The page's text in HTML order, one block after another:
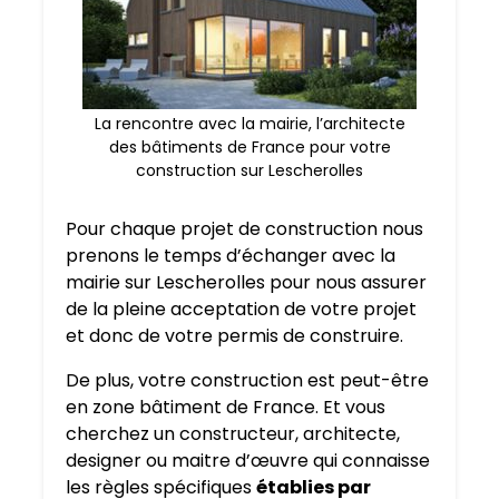
La rencontre avec la mairie, l’architecte
des bâtiments de France pour votre
construction sur Lescherolles
Pour chaque projet de construction nous
prenons le temps d’échanger avec la
mairie sur Lescherolles pour nous assurer
de la pleine acceptation de votre projet
et donc de votre permis de construire.
De plus, votre construction est peut-être
en zone bâtiment de France. Et vous
cherchez un constructeur, architecte,
designer ou maitre d’œuvre qui connaisse
les règles spécifiquesétablies par